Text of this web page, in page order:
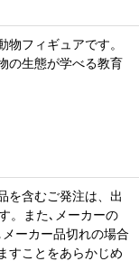
フィギュアです。
の生態が学べる教育
を含むご発注は、出
。また､メーカーの
ーカー品切れの場合
すことをあらかじめ